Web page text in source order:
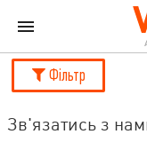
Фільтр
Зв'язатись з